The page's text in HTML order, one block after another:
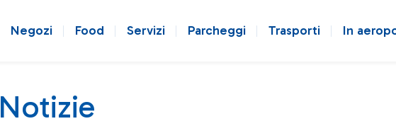
Negozi Food Servizi Parcheggi Trasporti In
Notizie